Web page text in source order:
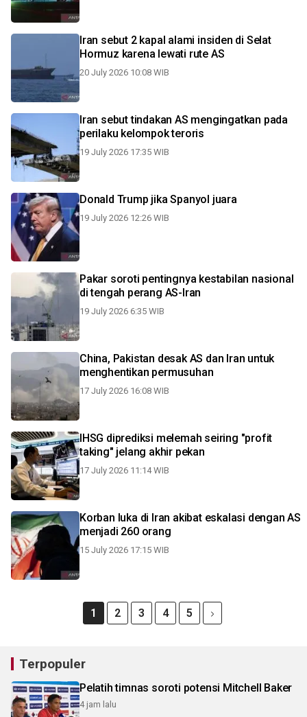
Iran sebut 2 kapal alami insiden di Selat
Hormuz karena lewati rute AS
20 July 2026 10:08 WIB
Iran sebut tindakan AS mengingatkan pada
perilaku kelompok teroris
19 July 2026 17:35 WIB
Donald Trump jika Spanyol juara
19 July 2026 12:26 WIB
Pakar soroti pentingnya kestabilan nasional
di tengah perang AS-Iran
19 July 2026 6:35 WIB
China, Pakistan desak AS dan Iran untuk
menghentikan permusuhan
17 July 2026 16:08 WIB
IHSG diprediksi melemah seiring "profit
taking" jelang akhir pekan
17 July 2026 11:14 WIB
Korban luka di Iran akibat eskalasi dengan AS
menjadi 260 orang
15 July 2026 17:15 WIB
1 2 3 4 5
Terpopuler
Pelatih timnas soroti potensi Mitchell Baker
4 jam lalu